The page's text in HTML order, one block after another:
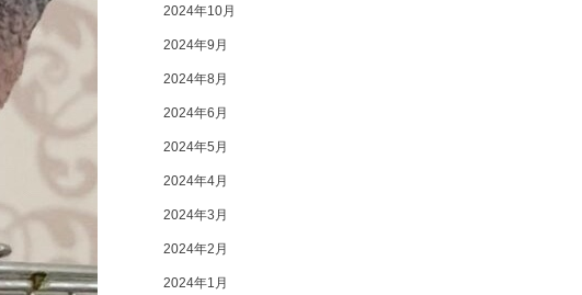
2024年10月
2024年9月
2024年8月
2024年6月
2024年5月
2024年4月
2024年3月
2024年2月
2024年1月